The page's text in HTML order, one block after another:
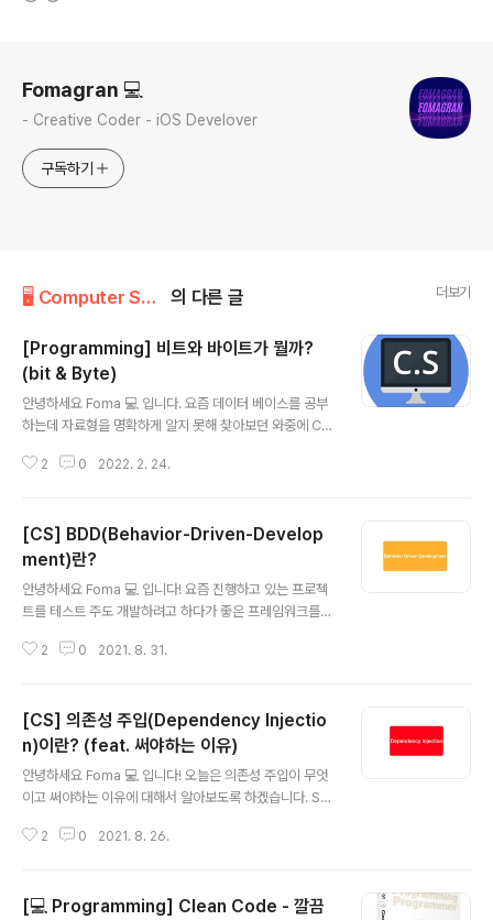
Fomagran 💻
- Creative Coder - iOS Develover
구독하기
🖥 Computer Science/Programming 의 다른 글 더보기
[Programming] 비트와 바이트가 뭘까?
(bit & Byte)
안녕하세요 Foma 💻 입니다. 요즘 데이터 베이스를 공부
하는데 자료형을 명확하게 알지 못해 찾아보던 와중에 CH
...UTF는 정확히 뭐지...? 라고 찾아보던 와중에 아스키 코
심히 구글링 해서 찾고 명확히 정리하기 위해서 글을 작성
하게 되었습니다. 바로 시작할게요~ 이진수(Binary) bit를
알기 위해선 이진수의 개념을 알아야 하는데요. 이진수는
두 가지 숫자만 사용하는 수입니다.(구체적으론 0과 1을 사
언어인데요. 그 이유는 컴퓨터에게 어떠한 정보를 전달할
2 0 2022. 2. 24.
[CS] BDD(Behavior-Driven-Develop
ment)란?
안녕하세요 Foma 💻 입니다! 요즘 진행하고 있는 프로젝
트를 테스트 주도 개발하려고 하다가 좋은 프레임워크를
데요. 여기서 Quick은 BDD 프레임워크라고 소개하더라
파생된 개발 방법론으로 개발자와 비개발자간의 협업 과정
을 녹여낸 방법이다. 사용자의 행위를 작성하고 결과 검증
을 진행하며 BDD로 테스트 코드를 작성함에 따라 설계 역
시 행위의 중심이 되는 도메인 기반 설계가 된다. 즉, 사용
자의 행위를 미리 예상하고 결과를 테스트 해보는 개발 방
법입니다. BDD의 개발 절차 BDD는 많은 사람들이 연구
2 0 2021. 8. 31.
[CS] 의존성 주입(Dependency Injectio
n)이란? (feat. 써야하는 이유)
안녕하세요 Foma 💻 입니다! 오늘은 의존성 주입이 무엇
이고 써야하는 이유에 대해서 알아보도록 하겠습니다. SO
고 있는데 UIViewController도 직접 채택하지 않고 Vie
게 뭐고 이게 왜 필요한가에 대해서 알지 못해서 글을 정리
2 0 2021. 8. 26.
[💻 Programming] Clean Code - 깔끔